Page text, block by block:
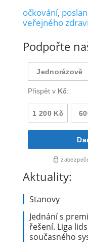
očkování,
veřejného
Podpořte
Aktuality:
Stanovy
Jednání s
řešení. Liga
současného